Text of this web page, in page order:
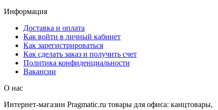
Информация
Доставка и оплата
Как войти в личный кабинет
Как зарегистрироваться
Как сделать заказ и получить счет
Политика конфиденциальности
Вакансии
О нас
Интернет-магазин Pragmatic.ru товары для офиса: канцтовары,